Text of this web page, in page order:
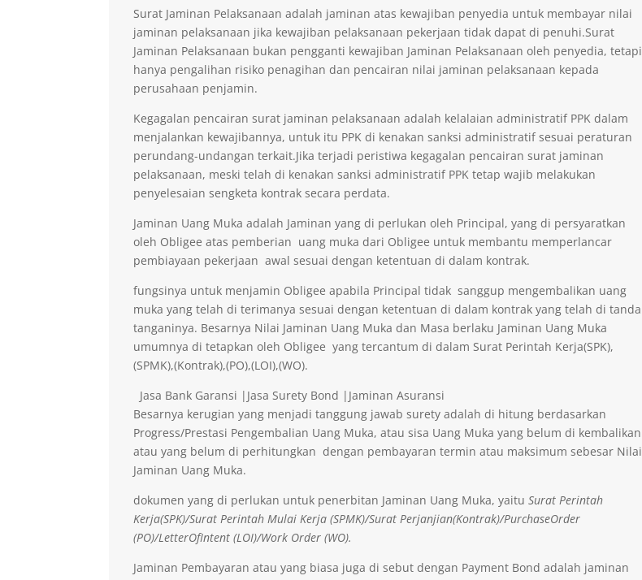
Surat Jaminan Pelaksanaan adalah jaminan atas kewajiban penyedia untuk membayar nilai
jaminan pelaksanaan jika kewajiban pelaksanaan pekerjaan tidak dapat di penuhi.Surat
Jaminan Pelaksanaan bukan pengganti kewajiban Jaminan Pelaksanaan oleh penyedia, tetapi
hanya pengalihan risiko penagihan dan pencairan nilai jaminan pelaksanaan kepada
perusahaan penjamin.
Kegagalan pencairan surat jaminan pelaksanaan adalah kelalaian administratif PPK dalam
menjalankan kewajibannya, untuk itu PPK di kenakan sanksi administratif sesuai peraturan
perundang-undangan terkait.Jika terjadi peristiwa kegagalan pencairan surat jaminan
pelaksanaan, meski telah di kenakan sanksi administratif PPK tetap wajib melakukan
penyelesaian sengketa kontrak secara perdata.
Jaminan Uang Muka adalah Jaminan yang di perlukan oleh Principal, yang di persyaratkan
oleh Obligee atas pemberian uang muka dari Obligee untuk membantu memperlancar
pembiayaan pekerjaan awal sesuai dengan ketentuan di dalam kontrak.
fungsinya untuk menjamin Obligee apabila Principal tidak sanggup mengembalikan uang
muka yang telah di terimanya sesuai dengan ketentuan di dalam kontrak yang telah di tanda
tanganinya. Besarnya Nilai Jaminan Uang Muka dan Masa berlaku Jaminan Uang Muka
umumnya di tetapkan oleh Obligee yang tercantum di dalam Surat Perintah Kerja(SPK),
(SPMK),(Kontrak),(PO),(LOI),(WO).
Jasa Bank Garansi |Jasa Surety Bond |Jaminan Asuransi
Besarnya kerugian yang menjadi tanggung jawab surety adalah di hitung berdasarkan
Progress/Prestasi Pengembalian Uang Muka, atau sisa Uang Muka yang belum di kembalikan
atau yang belum di perhitungkan dengan pembayaran termin atau maksimum sebesar Nilai
Jaminan Uang Muka.
dokumen yang di perlukan untuk penerbitan Jaminan Uang Muka, yaituSurat Perintah
Kerja(SPK)/Surat Perintah Mulai Kerja (SPMK)/Surat Perjanjian(Kontrak)/PurchaseOrder
(PO)/LetterOfIntent (LOI)/Work Order (WO).
Jaminan Pembayaran atau yang biasa juga di sebut dengan Payment Bond adalah jaminan